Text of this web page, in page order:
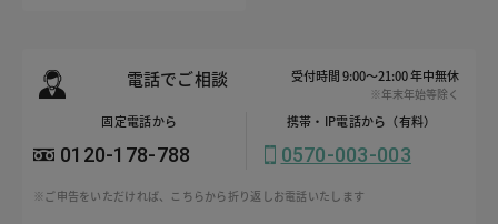
電話でご相談 受付時間 9:00～21:00 年中無休
※年末年始等除く
固定電話から
0120-178-788
携帯・IP電話から（有料）
0570-003-003
※ご申告をいただければ、こちらから折り返しお電話いたします